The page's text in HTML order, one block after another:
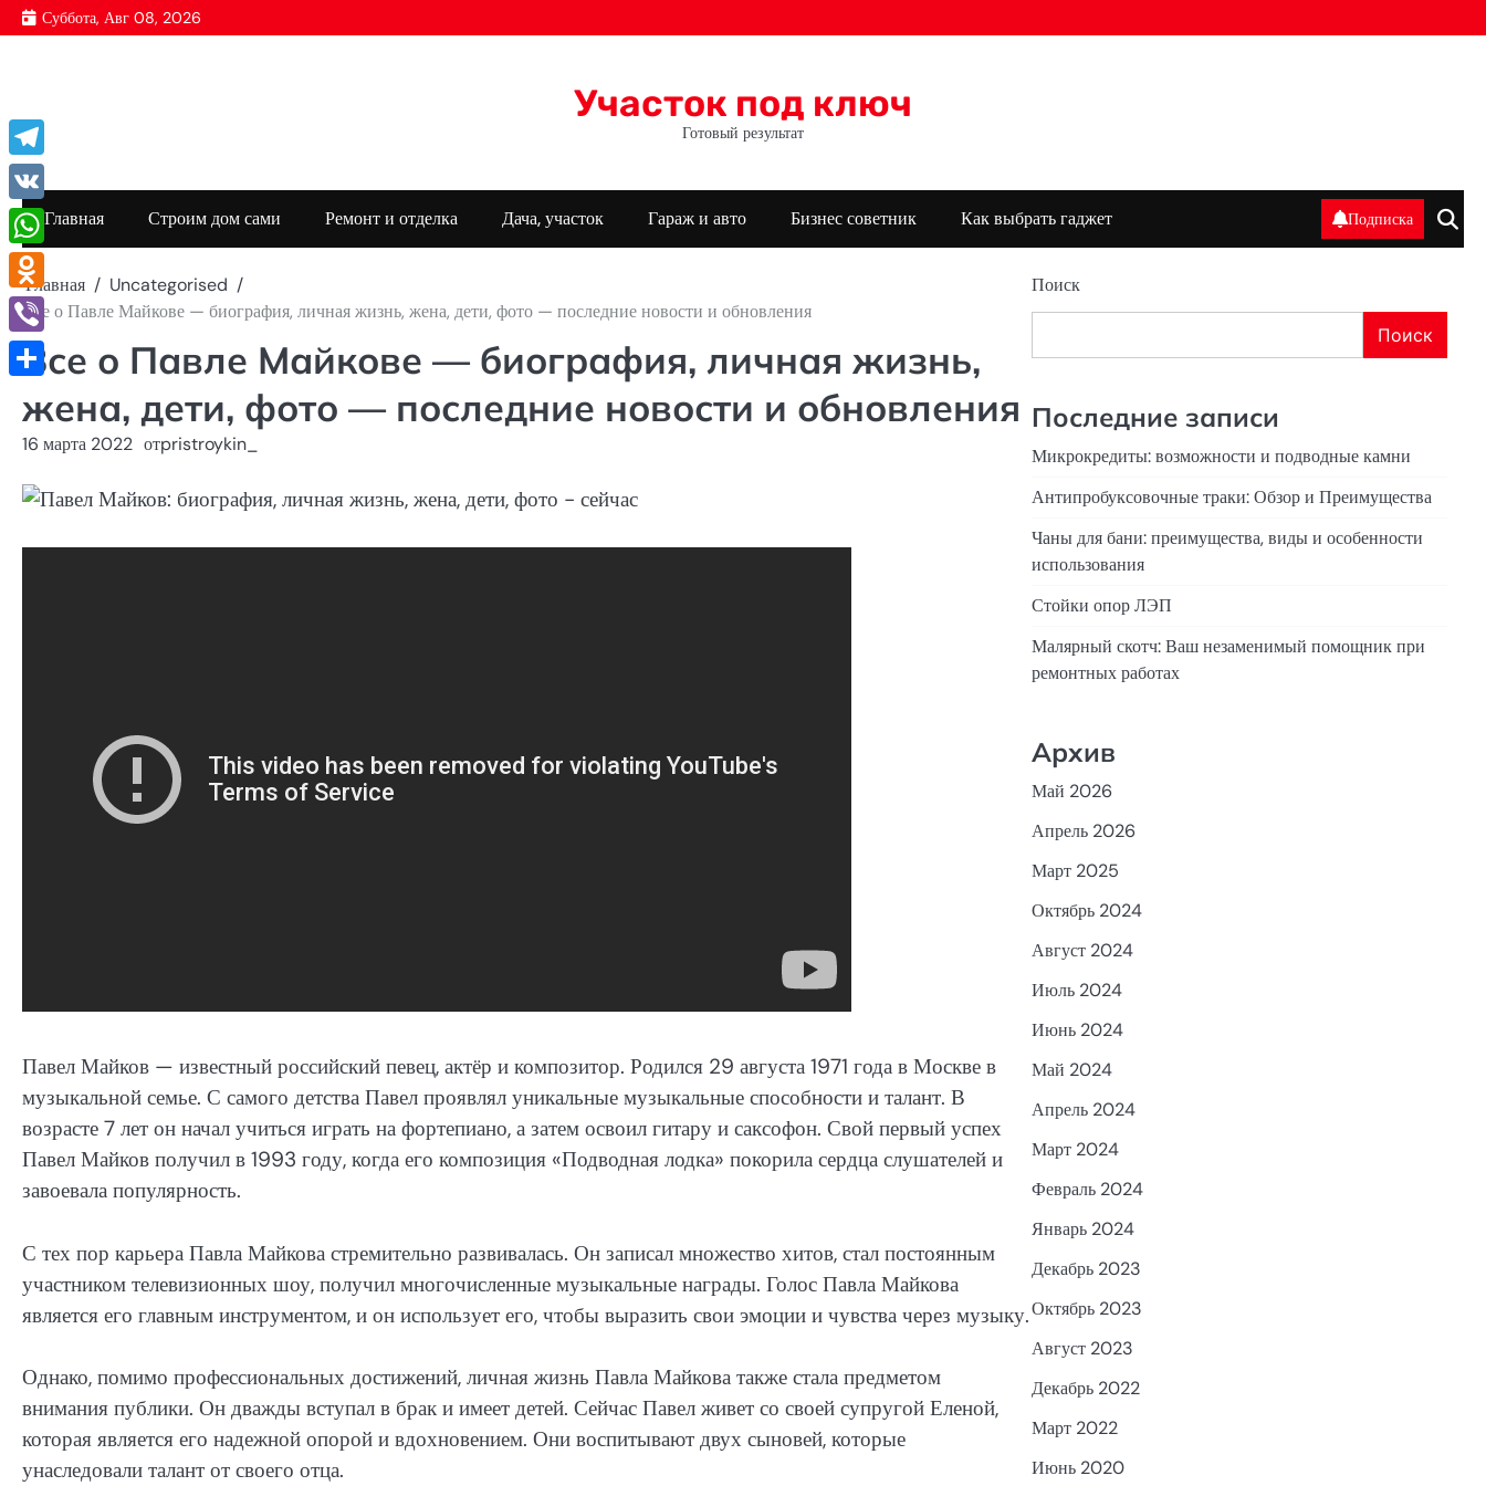
Перейти
к
Суббота, Авг 08, 2026
Участок под ключ
Готовый результат
Главная Строим дом сами Ремонт и отделка Дача, участок Гараж и авто Бизнес советник Как выбрать гаджет Подписка
Главная
Uncategorised
Все о Павле Майкове — биография, личная жизнь, жена, дети, фото — последние новости и обновления
Все о Павле Майкове — биография, личная жизнь,
жена, дети, фото — последние новости и обновления
16 марта 2022 отpristroykin_
Павел Майков — известный российский певец, актёр и композитор. Родился 29 августа 1971 года в Москве в
музыкальной семье. С самого детства Павел проявлял уникальные музыкальные способности и талант. В
возрасте 7 лет он начал учиться играть на фортепиано, а затем освоил гитару и саксофон. Свой первый успех
Павел Майков получил в 1993 году, когда его композиция «Подводная лодка» покорила сердца слушателей и
завоевала популярность.
С тех пор карьера Павла Майкова стремительно развивалась. Он записал множество хитов, стал постоянным
участником телевизионных шоу, получил многочисленные музыкальные награды. Голос Павла Майкова
является его главным инструментом, и он использует его, чтобы выразить свои эмоции и чувства через музыку.
Однако, помимо профессиональных достижений, личная жизнь Павла Майкова также стала предметом
внимания публики. Он дважды вступал в брак и имеет детей. Сейчас Павел живет со своей супругой Еленой,
которая является его надежной опорой и вдохновением. Они воспитывают двух сыновей, которые
унаследовали талант от своего отца.
Поиск
Поиск
Последние записи
Микрокредиты: возможности и подводные камни
Антипробуксовочные траки: Обзор и Преимущества
Чаны для бани: преимущества, виды и особенности
использования
Стойки опор ЛЭП
Малярный скотч: Ваш незаменимый помощник при
ремонтных работах
Архив
Май 2026
Апрель 2026
Март 2025
Октябрь 2024
Август 2024
Июль 2024
Июнь 2024
Май 2024
Апрель 2024
Март 2024
Февраль 2024
Январь 2024
Декабрь 2023
Октябрь 2023
Август 2023
Декабрь 2022
Март 2022
Июнь 2020
Telegram
VK
WhatsApp
Odnoklassniki
Viber